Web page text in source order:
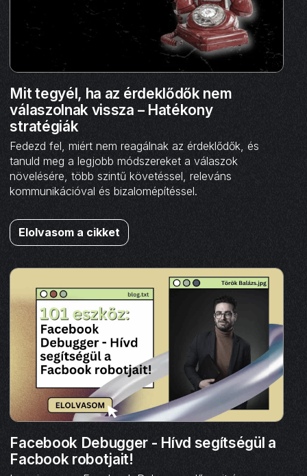
Mit tegyél, ha az érdeklődők nem
válaszolnak vissza – Hatékony
stratégiák
Fedezd fel, miért nem reagálnak az érdeklődők, és
tanuld meg a legjobb módszereket a válaszok
növelésére, több szintű követéssel, releváns
kommunikációval és bizalomépítéssel.
Elolvasom a cikket
Facebook Debugger - Hívd segítségül a
Facbook robotjait!